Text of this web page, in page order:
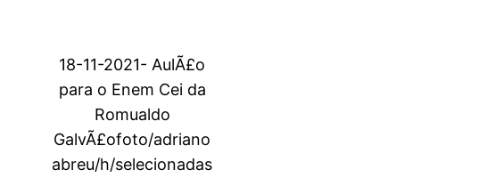
18-11-2021- AulÃ£o
para o Enem Cei da
Romualdo
GalvÃ£ofoto/adriano
abreu/h/selecionadas